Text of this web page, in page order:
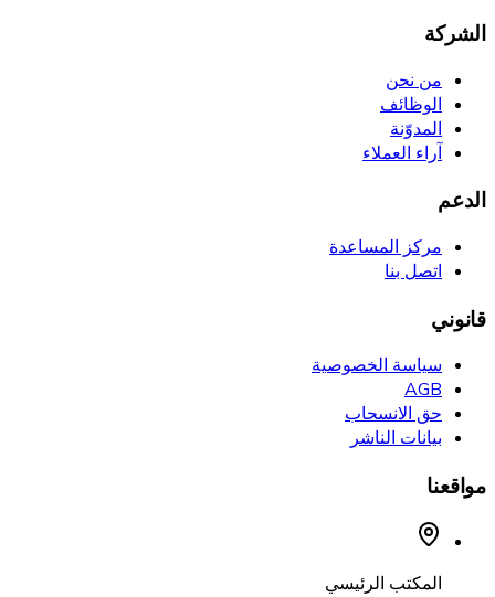
الشركة
من نحن
الوظائف
المدوّنة
آراء العملاء
الدعم
مركز المساعدة
اتصل بنا
قانوني
سياسة الخصوصية
AGB
حق الانسحاب
بيانات الناشر
مواقعنا
المكتب الرئيسي